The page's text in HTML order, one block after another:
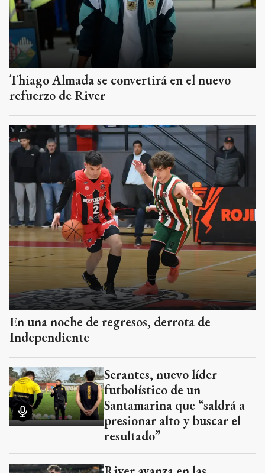
En una noche de regresos, derrota de
Independiente
Serantes, nuevo líder
futbolístico de un
Santamarina que “saldrá a
presionar alto y buscar el
resultado”
River avanza en las
negociaciones para vender
a Colidio: qué club lo
quiere
Tigre desperdició un penal
para ganarlo en el final